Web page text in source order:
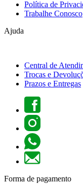
Política de
Trabalhe Conosco
Ajuda
Central de
Trocas e
Prazos e Entregas
Forma de pagamento